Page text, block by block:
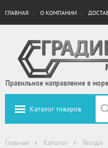
ГЛАВНАЯ О КОМПАНИИ
Правильное направление в
Каталог товаров
Главная Каталог Гвозди